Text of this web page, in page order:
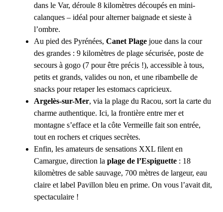
dans le Var, déroule 8 kilomètres découpés en mini-
calanques – idéal pour alterner baignade et sieste à
l’ombre.
Au pied des Pyrénées, Canet Plage joue dans la cour
des grandes : 9 kilomètres de plage sécurisée, poste de
secours à gogo (7 pour être précis !), accessible à tous,
petits et grands, valides ou non, et une ribambelle de
snacks pour retaper les estomacs capricieux.
Argelès-sur-Mer, via la plage du Racou, sort la carte du
charme authentique. Ici, la frontière entre mer et
montagne s’efface et la côte Vermeille fait son entrée,
tout en rochers et criques secrètes.
Enfin, les amateurs de sensations XXL filent en
Camargue, direction la plage de l’Espiguette : 18
kilomètres de sable sauvage, 700 mètres de largeur, eau
claire et label Pavillon bleu en prime. On vous l’avait dit,
spectaculaire !